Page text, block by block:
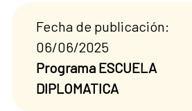
Fecha de publicación:
06/06/2025
Programa ESCUELA
DIPLOMATICA